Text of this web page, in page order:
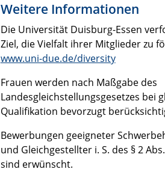
Weitere Informationen
Die Universität Duisburg-Essen
Ziel, die Vielfalt ihrer Mitglieder zu
www.uni-due.de/diversity
Frauen werden nach Maßgabe des
Landesgleichstellungsgesetzes bei
Qualifikation bevorzugt
Bewerbungen geeigneter
und Gleichgestellter i. S. des § 2 Abs.
sind erwünscht.